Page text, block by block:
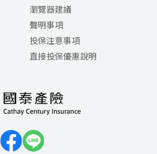
瀏覽器建議
聲明事項
投保注意事項
直接投保優惠說明